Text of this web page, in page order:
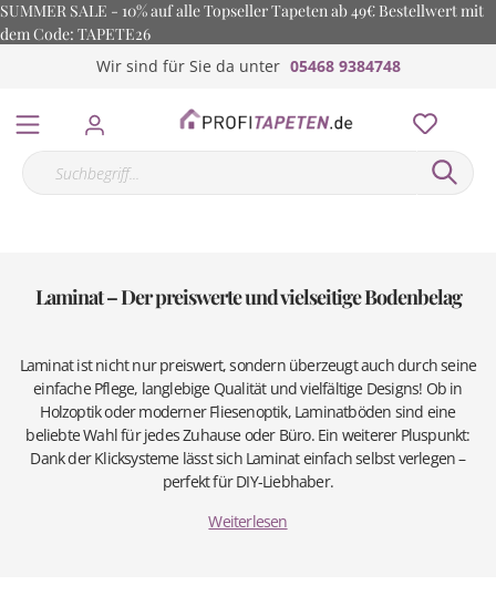
SUMMER SALE - 10% auf alle Topseller Tapeten ab 49€ Bestellwert mit
dem Code: TAPETE26
Wir sind für Sie da unter 05468 9384748
Laminat – Der preiswerte und vielseitige Bodenbelag
Laminat ist nicht nur preiswert, sondern überzeugt auch durch seine
einfache Pflege, langlebige Qualität und vielfältige Designs! Ob in
Holzoptik oder moderner Fliesenoptik, Laminatböden sind eine
beliebte Wahl für jedes Zuhause oder Büro. Ein weiterer Pluspunkt:
Dank der Klicksysteme lässt sich Laminat einfach selbst verlegen –
perfekt für DIY-Liebhaber.
Weiterlesen